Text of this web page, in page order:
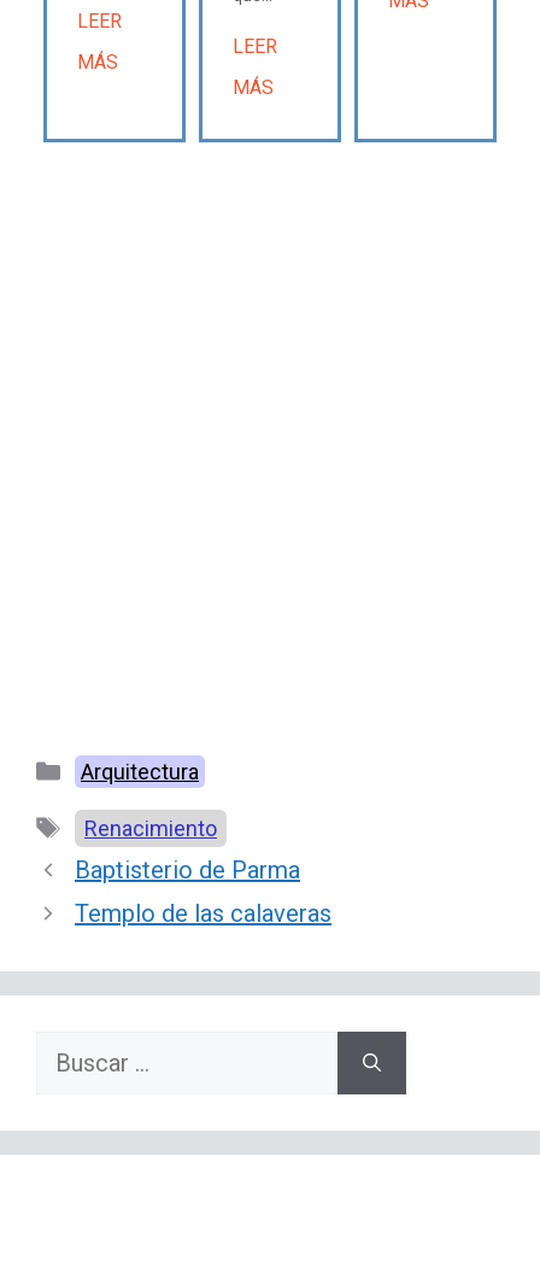
LEER
MÁS
LEER
MÁS
Categorías
Arquitectura
Etiquetas
Renacimiento
Baptisterio de Parma
Templo de las calaveras
Buscar: